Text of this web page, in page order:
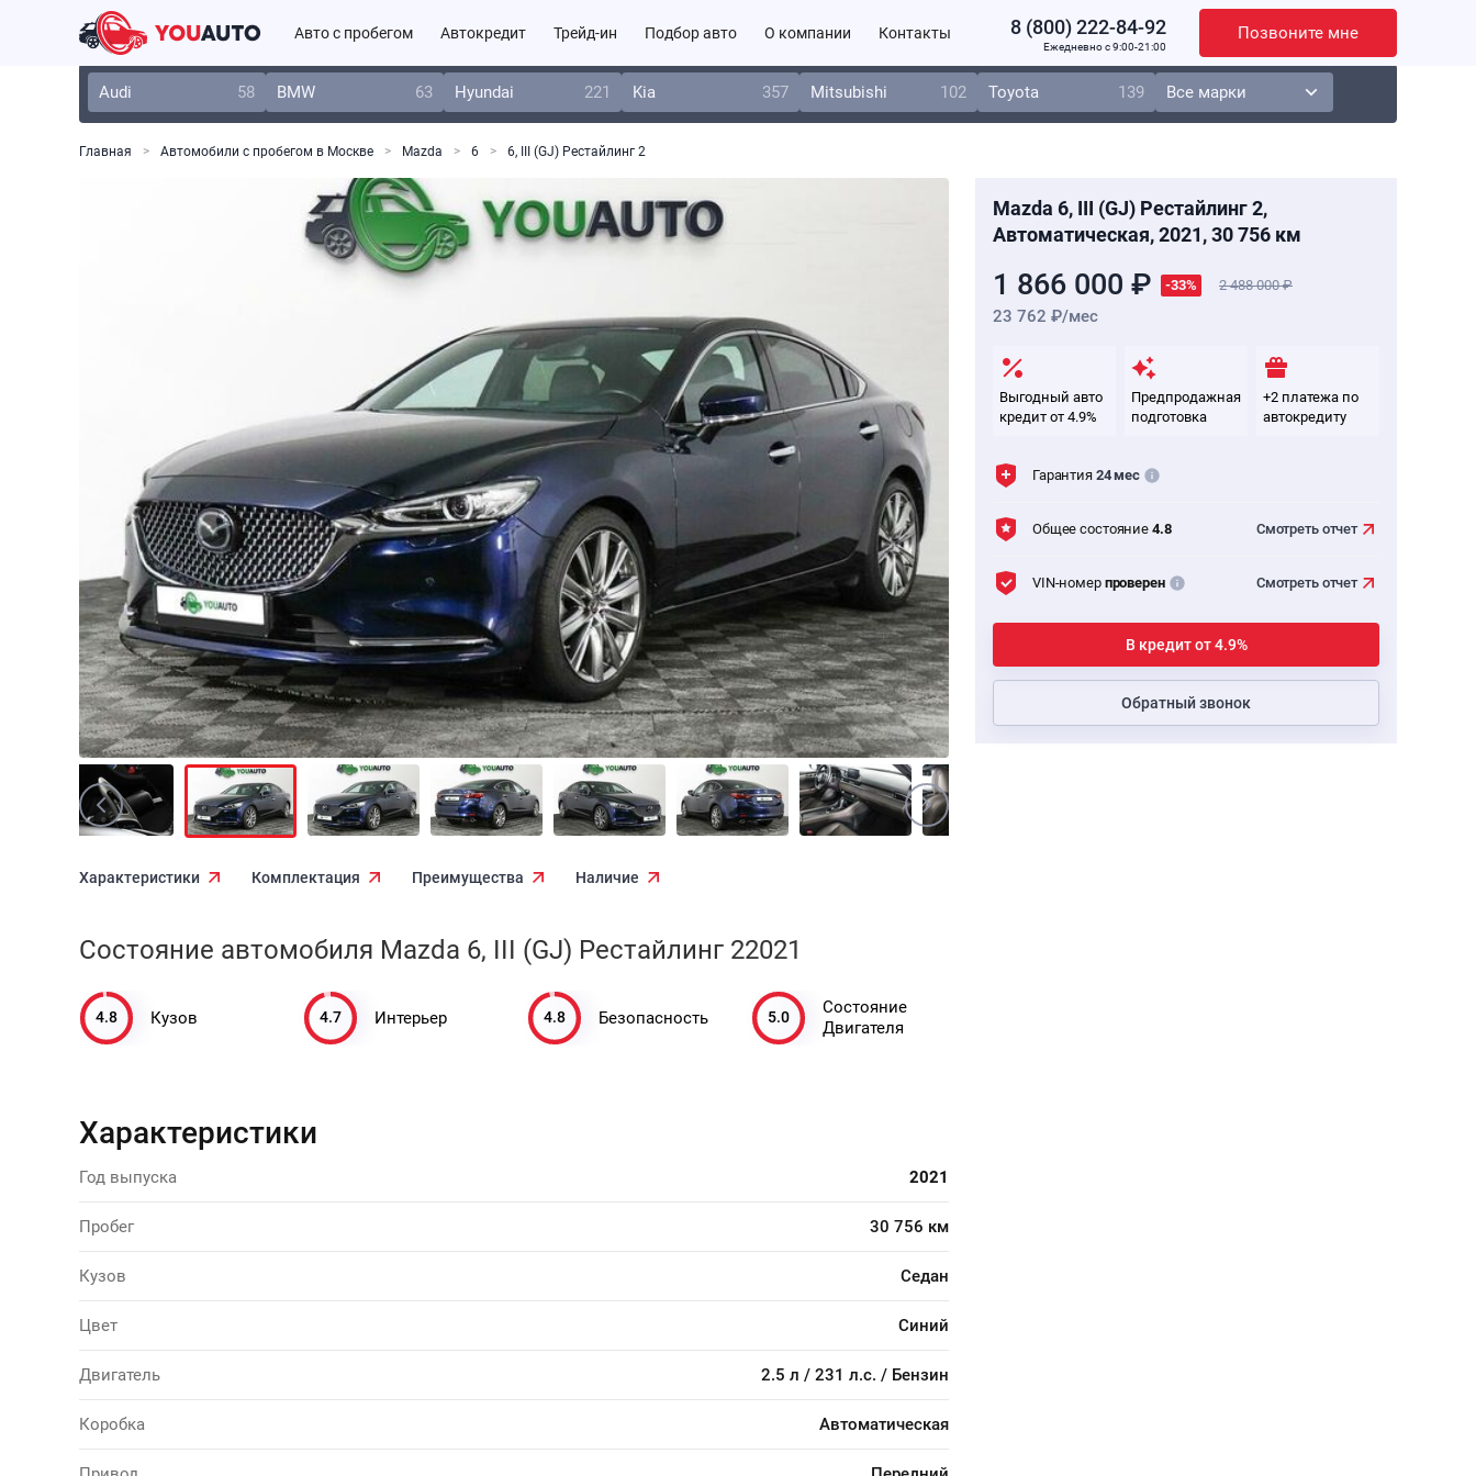
Авто с пробегом Автокредит Трейд-ин Подбор авто О компании Контакты 8 (800) 222-84-92
Ежедневно c 9:00-21:00
Позвоните мне
Audi 58 BMW 63 Hyundai 221 Kia 357 Mitsubishi 102 Toyota 139
Главная Автомобили с пробегом в Москве Mazda 6 6, III (GJ) Рестайлинг 2
Mazda 6, III (GJ) Рестайлинг 2,
Автоматическая, 2021, 30 756 км
1 866 000 ₽ -33% 2 488 000
23 762 ₽/мес
Выгодный авто
кредит от 4.9%
Предпродажная
подготовка
+2 платежа по
автокредиту
Гарантия 24 мес
Общее состояние 4.8 Смотреть отчет
VIN-номер проверен Смотреть отчет
В кредит от 4.9%
Обратный звонок
Характеристики Комплектация Преимущества Наличие
Состояние автомобиля Mazda 6, III (GJ) Рестайлинг 22021
4.8 Кузов 4.7 Интерьер 4.8 Безопасность 5.0
Состояние
Двигателя
Характеристики
Год выпуска 2021
Пробег 30 756 км
Кузов Седан
Цвет Синий
Двигатель 2.5 л / 231 л.с. / Бензин
Коробка Автоматическая